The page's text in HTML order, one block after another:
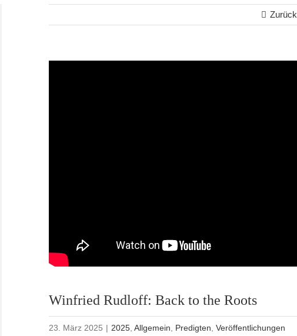
Zurück
Winfried Rudloff: Back to the Roots
23. März 2025 | 2025 ,Allgemein Predigten ,Veröffentlichungen